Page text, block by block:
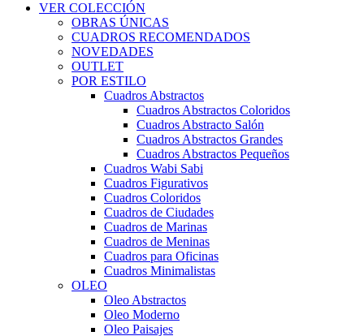
VER COLECCIÓN
OBRAS ÚNICAS
CUADROS RECOMENDADOS
NOVEDADES
OUTLET
POR ESTILO
Cuadros Abstractos
Cuadros Abstractos Coloridos
Cuadros Abstracto Salón
Cuadros Abstractos Grandes
Cuadros Abstractos Pequeños
Cuadros Wabi Sabi
Cuadros Figurativos
Cuadros Coloridos
Cuadros de Ciudades
Cuadros de Marinas
Cuadros de Meninas
Cuadros para Oficinas
Cuadros Minimalistas
OLEO
Oleo Abstractos
Oleo Moderno
Oleo Paisajes